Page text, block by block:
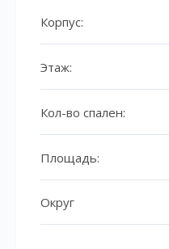
Корпус:
Этаж:
Кол-во спален:
Площадь:
Округ